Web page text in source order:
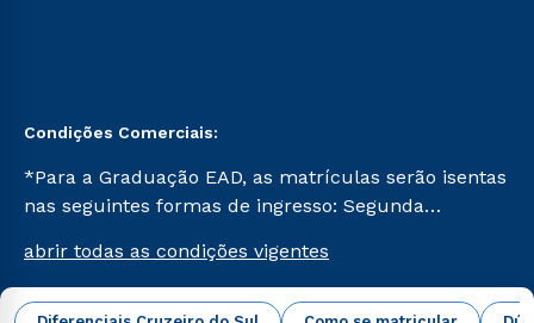
Condições Comerciais:
*Para a Graduação EAD, as matrículas serão isentas
nas seguintes formas de ingresso: Segunda
Já para as demais, a taxa de matrícula será de R$
49. *Para a Pós-graduação EAD, as ofertas
abrir todas as condições vigentes